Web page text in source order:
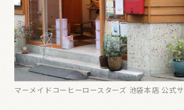
マーメイドコーヒーロースターズ 池袋本店 公式